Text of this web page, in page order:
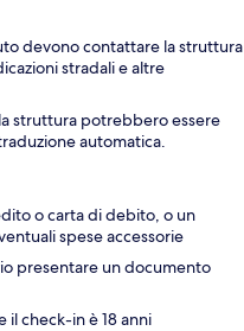
devono contattare la struttura
stradali e altre
struttura potrebbero essere
automatica.
o carta di debito, o un
spese accessorie
presentare un documento
il check-in è 18 anni